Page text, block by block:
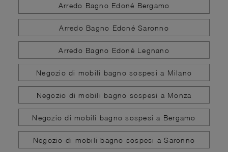
Arredo Bagno Edoné Bergamo
Arredo Bagno Edoné Saronno
Arredo Bagno Edoné Legnano
Negozio di mobili bagno sospesi a Milano
Negozio di mobili bagno sospesi a Monza
Negozio di mobili bagno sospesi a Bergamo
Negozio di mobili bagno sospesi a Saronno